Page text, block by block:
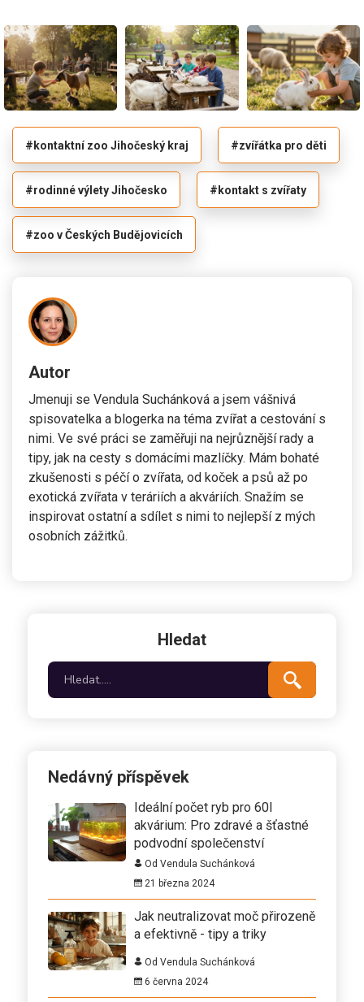
#kontaktní zoo Jihočeský kraj #zvířátka pro děti
#rodinné výlety Jihočesko #kontakt s zvířaty
#zoo v Českých Budějovicích
Autor
Jmenuji se Vendula Suchánková a jsem vášnivá
spisovatelka a blogerka na téma zvířat a cestování s
nimi. Ve své práci se zaměřuji na nejrůznější rady a
tipy, jak na cesty s domácími mazlíčky. Mám bohaté
zkušenosti s péčí o zvířata, od koček a psů až po
exotická zvířata v teráriích a akváriích. Snažím se
inspirovat ostatní a sdílet s nimi to nejlepší z mých
osobních zážitků.
Hledat
Nedávný příspěvek
Ideální počet ryb pro 60l
akvárium: Pro zdravé a šťastné
podvodní společenství
Od Vendula Suchánková
21 března 2024
Jak neutralizovat moč přirozeně
a efektivně - tipy a triky
Od Vendula Suchánková
6 června 2024